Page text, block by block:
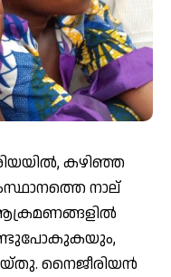
കഴിഞ്ഞ
നാല്
ആക്രമണങ്ങളിൽ
നൈജീരിയൻ